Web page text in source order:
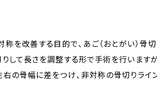
を改善する目的で、あご（おとがい）
して長さを調整する形で手術を行いま
の骨幅に差をつけ、非対称の骨切りラ